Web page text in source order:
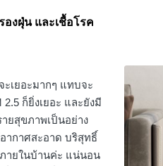
องฝุ่น และเชื้อโรค
ะเยอะมากๆ แทบจะ
ก็ยิ่งเยอะ และยังมี
ยสุขภาพเป็นอย่าง
ากาศสะอาด บริสุทธิ์
ายในบ้านค่ะ แน่นอน